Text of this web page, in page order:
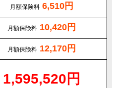
月額保険料 6,510円
月額保険料 10,420円
月額保険料 12,170円
1,595,520円